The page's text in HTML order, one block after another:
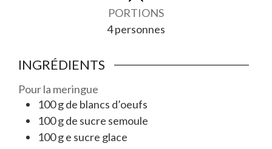
PORTIONS
4personnes
INGRÉDIENTS
Pour la meringue
100gde blancs d’oeufs
100gde sucre semoule
100ge sucre glace